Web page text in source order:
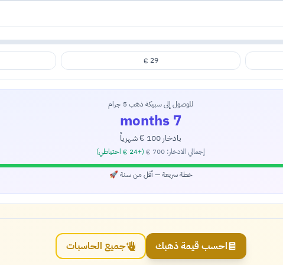
29
€
للوصول إلى سبيكة ذهب 5 جرام
7 months
بادخار 100
€شهرياً
إجمالي الادخار: 700
€
(+
24
€ احتياطي)
خطة سريعة — أقل من سنة 🚀
احسب قيمة ذهبك جميع الحاسبات